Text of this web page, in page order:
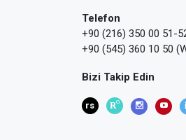
Telefon
+90 (216) 350 00 51-
+90 (545) 360 10 50
Bizi Takip Edin
rs. RG